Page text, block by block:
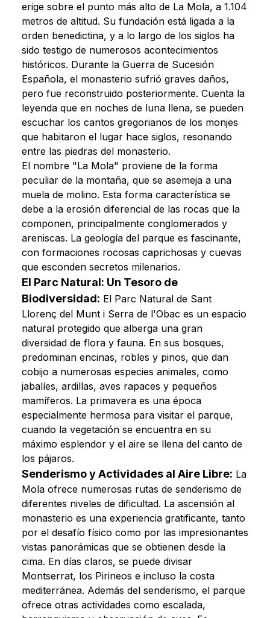
erige sobre el punto más alto de La Mola, a 1.104
metros de altitud. Su fundación está ligada a la
orden benedictina, y a lo largo de los siglos ha
sido testigo de numerosos acontecimientos
históricos. Durante la Guerra de Sucesión
Española, el monasterio sufrió graves daños,
pero fue reconstruido posteriormente. Cuenta la
leyenda que en noches de luna llena, se pueden
escuchar los cantos gregorianos de los monjes
que habitaron el lugar hace siglos, resonando
entre las piedras del monasterio.
El nombre "La Mola" proviene de la forma
peculiar de la montaña, que se asemeja a una
muela de molino. Esta forma característica se
debe a la erosión diferencial de las rocas que la
componen, principalmente conglomerados y
areniscas. La geología del parque es fascinante,
con formaciones rocosas caprichosas y cuevas
que esconden secretos milenarios.
El Parc Natural: Un Tesoro de
Biodiversidad: El Parc Natural de Sant
Llorenç del Munt i Serra de l'Obac es un espacio
natural protegido que alberga una gran
diversidad de flora y fauna. En sus bosques,
predominan encinas, robles y pinos, que dan
cobijo a numerosas especies animales, como
jabalíes, ardillas, aves rapaces y pequeños
mamíferos. La primavera es una época
especialmente hermosa para visitar el parque,
cuando la vegetación se encuentra en su
máximo esplendor y el aire se llena del canto de
los pájaros.
Senderismo y Actividades al Aire Libre: La
Mola ofrece numerosas rutas de senderismo de
diferentes niveles de dificultad. La ascensión al
monasterio es una experiencia gratificante, tanto
por el desafío físico como por las impresionantes
vistas panorámicas que se obtienen desde la
cima. En días claros, se puede divisar
Montserrat, los Pirineos e incluso la costa
mediterránea. Además del senderismo, el parque
ofrece otras actividades como escalada,